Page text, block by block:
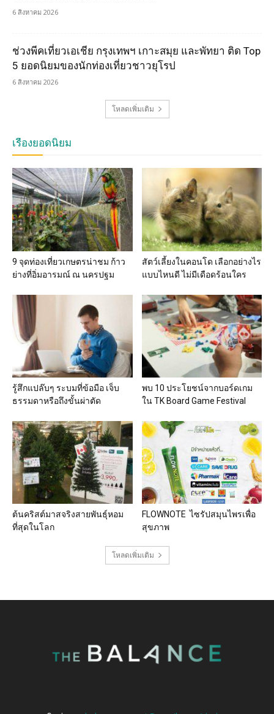
6 สิงหาคม 2026
ช่วงพีคเที่ยวเอเชีย กรุงเทพฯ เกาะสมุย และพัทยา ติด Top
5 ยอดนิยมของนักท่องเที่ยวชาวยุโรป
6 สิงหาคม 2026
โหลดเพิ่มเติม
เรื่องยอดนิยม
9 จุดท่องเที่ยวเกษตรน่าชม ก้าว
ย่างที่อิ่มอารมณ์ ณ นครปฐม
สัตว์เลี้ยงในคอนโด เลือกอย่างไร
แบบไหนดี ไม่มีเดือดร้อนใคร
รู้สึกแปล๊บๆ ระบมที่ข้อมือ เจ็บ
ธรรมดาหรือถึงขั้นผ่าตัด
พบ 10 ประโยชน์จากบอร์ดเกม
ใน TK Board Game Festival
ต้นคริสต์มาสจริงสายพันธุ์หอม
ที่สุดในโลก
FLOWNOTE ไซรัปสมุนไพรเพื่อ
สุขภาพ
โหลดเพิ่มเติม